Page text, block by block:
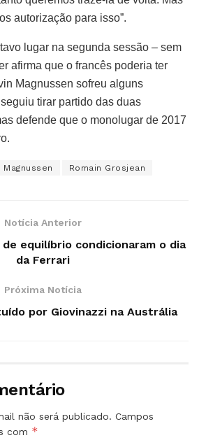
autorização para isso”.
lugar na segunda sessão – sem
afirma que o francês poderia ter
Magnussen sofreu alguns
tirar partido das duas
defende que o monolugar de 2017
Magnussen Romain Grosjean
Notícia Anterior
equilíbrio condicionaram o dia
da Ferrari
Próxima Notícia
por Giovinazzi na Austrália
não será publicado. Campos
com *